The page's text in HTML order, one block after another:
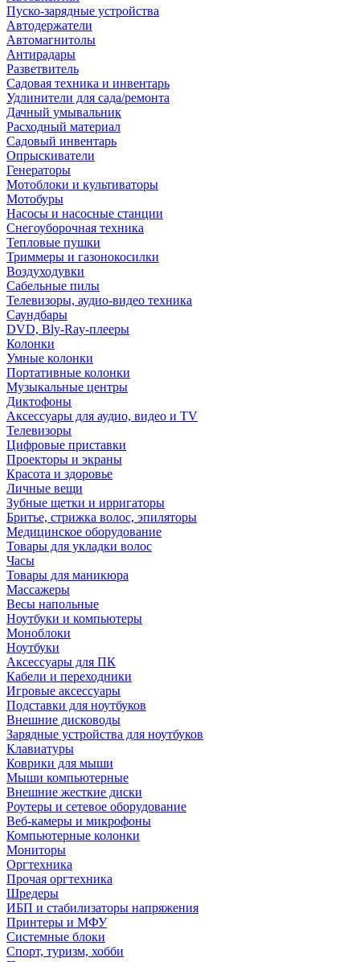
Пуско-зарядные устройства
Автодержатели
Автомагнитолы
Антирадары
Разветвитель
Садовая техника и инвентарь
Удлинители для сада/ремонта
Дачный умывальник
Расходный материал
Садовый инвентарь
Опрыскиватели
Генераторы
Мотоблоки и культиваторы
Мотобуры
Насосы и насосные станции
Снегоуборочная техника
Тепловые пушки
Триммеры и газонокосилки
Воздуходувки
Сабельные пилы
Телевизоры, аудио-видео техника
Саундбары
DVD, Bly-Ray-плееры
Колонки
Умные колонки
Портативные колонки
Музыкальные центры
Диктофоны
Аксессуары для аудио, видео и TV
Телевизоры
Цифровые приставки
Проекторы и экраны
Красота и здоровье
Личные вещи
Зубные щетки и ирригаторы
Бритье, стрижка волос, эпиляторы
Медицинское оборудование
Товары для укладки волос
Часы
Товары для маникюра
Массажеры
Весы напольные
Ноутбуки и компьютеры
Моноблоки
Ноутбуки
Аксессуары для ПК
Кабели и переходники
Игровые аксессуары
Подставки для ноутбуков
Внешние дисководы
Зарядные устройства для ноутбуков
Клавиатуры
Коврики для мыши
Мыши компьютерные
Внешние жесткие диски
Роутеры и сетевое оборудование
Веб-камеры и микрофоны
Компьютерные колонки
Мониторы
Оргтехника
Прочая оргтехника
Шредеры
ИБП и стабилизаторы напряжения
Принтеры и МФУ
Системные блоки
Спорт, туризм, хобби